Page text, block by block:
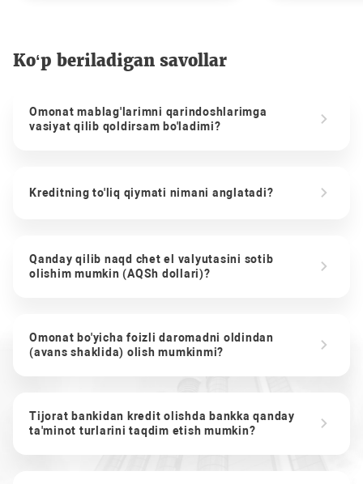
Ko‘p beriladigan savollar
Omonat mablag'larimni qarindoshlarimga
vasiyat qilib qoldirsam bo'ladimi?
Kreditning to'liq qiymati nimani anglatadi?
Qanday qilib naqd chet el valyutasini sotib
olishim mumkin (AQSh dollari)?
Omonat bo'yicha foizli daromadni oldindan
(avans shaklida) olish mumkinmi?
Tijorat bankidan kredit olishda bankka qanday
ta'minot turlarini taqdim etish mumkin?